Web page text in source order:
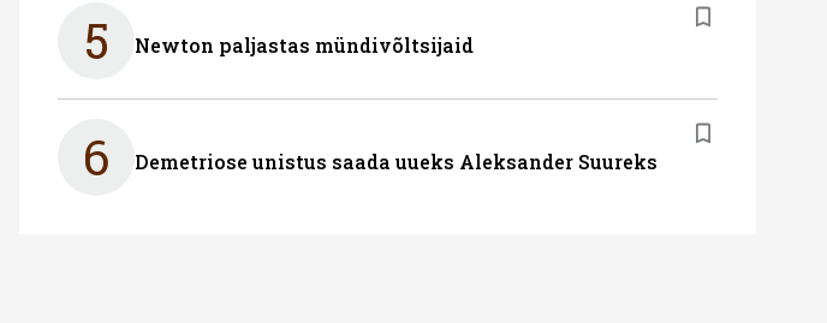
5 Newton paljastas mündivõltsijaid
6 Demetriose unistus saada uueks Aleksander Suureks